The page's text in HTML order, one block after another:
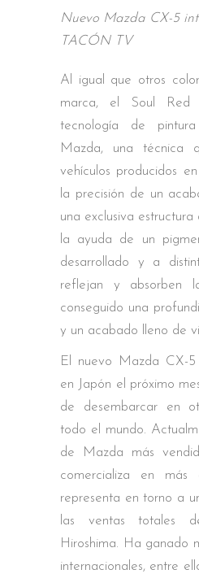
Nuevo Mazda CX-5
TACÓN TV
Al igual que otros
marca, el Soul Red
tecnología de
Mazda, una técnica
vehículos producidos
la precisión de un
una exclusiva
la ayuda de un
desarrollado y a
reflejan y absorben
conseguido una
y un acabado lleno de
El nuevo Mazda CX-
en Japón el próximo
de desembarcar en
todo el mundo.
de Mazda más
comercializa en
representa en torno a
las ventas totales
Hiroshima. Ha ganado
internacionales, entre